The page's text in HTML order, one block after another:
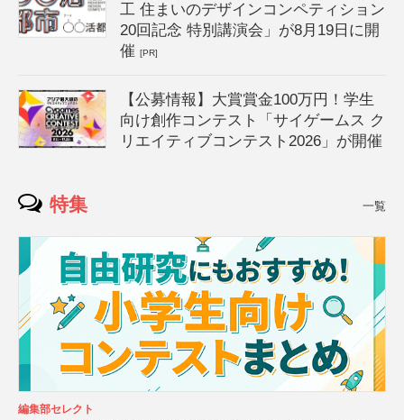
工 住まいのデザインコンペティション
20回記念 特別講演会」が8月19日に開
催[PR]
【公募情報】大賞賞金100万円！学生
向け創作コンテスト「サイゲームス ク
リエイティブコンテスト2026」が開催
特集 一覧
編集部セレクト